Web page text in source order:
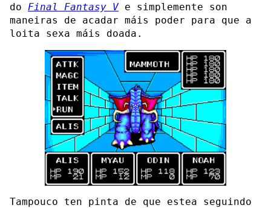
do Final Fantasy Ve simplemente son
maneiras de acadar máis poder para que a
loita sexa máis doada.
Tampouco ten pinta de que estea seguindo